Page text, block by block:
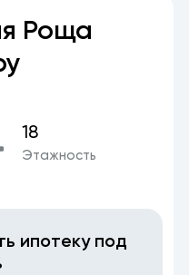
Роща
18
Этажность
ипотеку под